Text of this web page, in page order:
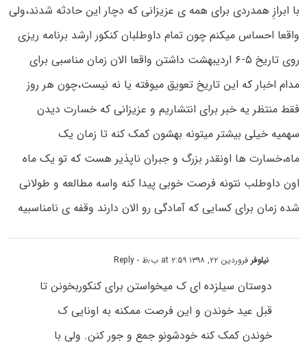
با ابرازِ همدردی برای همه ی عزیزانی که دچار این حادثه شدند،ولی
واقعا احساس میکنم چون تمام داوطلبان کنکور ارشد برنامه ریزی
روی تاریخ ۵-۶ اردیبهشت داشتن واقعا الان زمان مناسبی برای
مدام اخبار که این تاریخ تعویق میوفته یا نه نیست،چون هر روز
فقط منتظر یه خبر برای انتشاریم و عزیزانی که خسارت دیدن
سهمیه خیلی بیشتر میتونه بهشون کمک کنه تا زمان یک
ماه،خسارت ها اونقدر بزرگ و جبران ناپذیر هست که تو یک ماه
اون داوطلب نتونه فرصت خوبی پیدا کنه واسه مطالعه و طولانی
شده زمان برای کسایی که آمادگی رو الان دارند وقفه ی نامناسبیه
نیلوفرفروردین ۲۲, ۱۳۹۸ at ۲:۵۹ ب٫ظ - Reply
دوستان سیلزده ای ک میخواستن برای کنکوربخونن تا
قبل عید خوندن و این فرصت ممکنه به اونایی ک
خوندن کمک کنه خودشونو جمع و جور کنن. ولی با